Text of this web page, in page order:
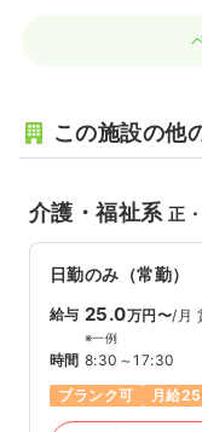
この施設の他
介護・福祉系正
日勤のみ（常勤）
給与 25.0万円〜/月
※一例
時間 8:30～17:30
ブランク可
月給